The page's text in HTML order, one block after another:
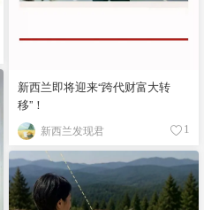
新西兰即将迎来“跨代财富大转
移”！
新西兰发现君 1